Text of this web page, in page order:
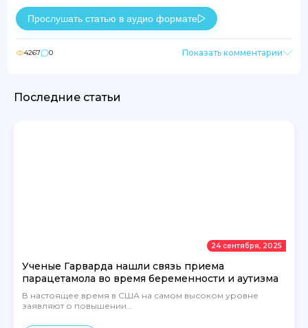
Прослушать статью в аудио формате
4267 0 Показать комментарии
Последние статьи
24 сентября, 2025
Ученые Гарварда нашли связь приема
парацетамола во время беременности и аутизма
В настоящее время в США на самом высоком уровне
заявляют о повышении...